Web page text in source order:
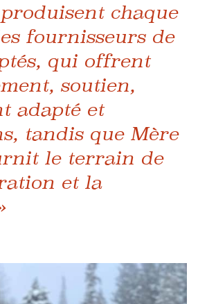
chaque
fournisseurs de
qui offrent
soutien,
adapté et
tandis que Mère
le terrain de
et la